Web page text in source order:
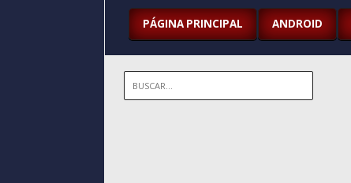
PÁGINA PRINCIPAL ANDROID